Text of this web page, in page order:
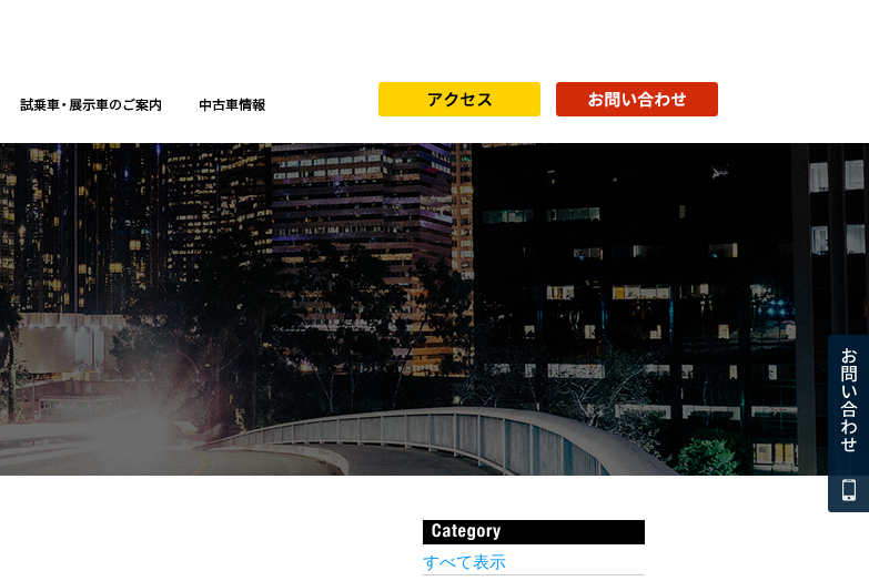
すべて表示